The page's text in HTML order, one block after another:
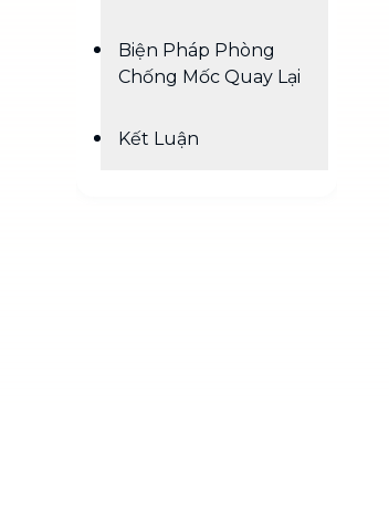
Biện Pháp Phòng
Chống Mốc Quay Lại
Kết Luận